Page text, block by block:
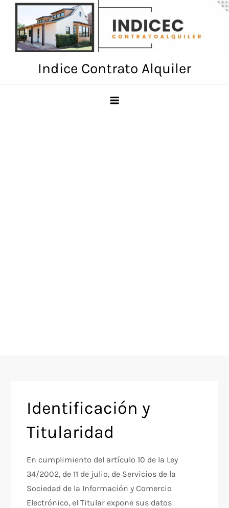
Skip
content
Indice Contrato Alquiler
Identificación y
Titularidad
En cumplimiento del artículo 10 de la Ley
34/2002, de 11 de julio, de Servicios de la
Sociedad de la Información y Comercio
Electrónico, el Titular expone sus datos